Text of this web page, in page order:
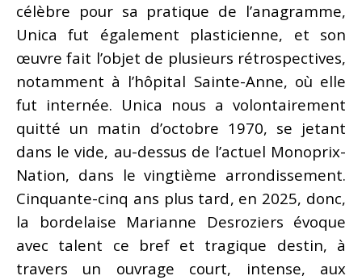
célèbre pour sa pratique de l’anagramme,
Unica fut également plasticienne, et son
œuvre fait l’objet de plusieurs rétrospectives,
notamment à l’hôpital Sainte-Anne, où elle
fut internée. Unica nous a volontairement
quitté un matin d’octobre 1970, se jetant
dans le vide, au-dessus de l’actuel Monoprix-
Nation, dans le vingtième arrondissement.
Cinquante-cinq ans plus tard, en 2025, donc,
la bordelaise Marianne Desroziers évoque
avec talent ce bref et tragique destin, à
travers un ouvrage court, intense, aux